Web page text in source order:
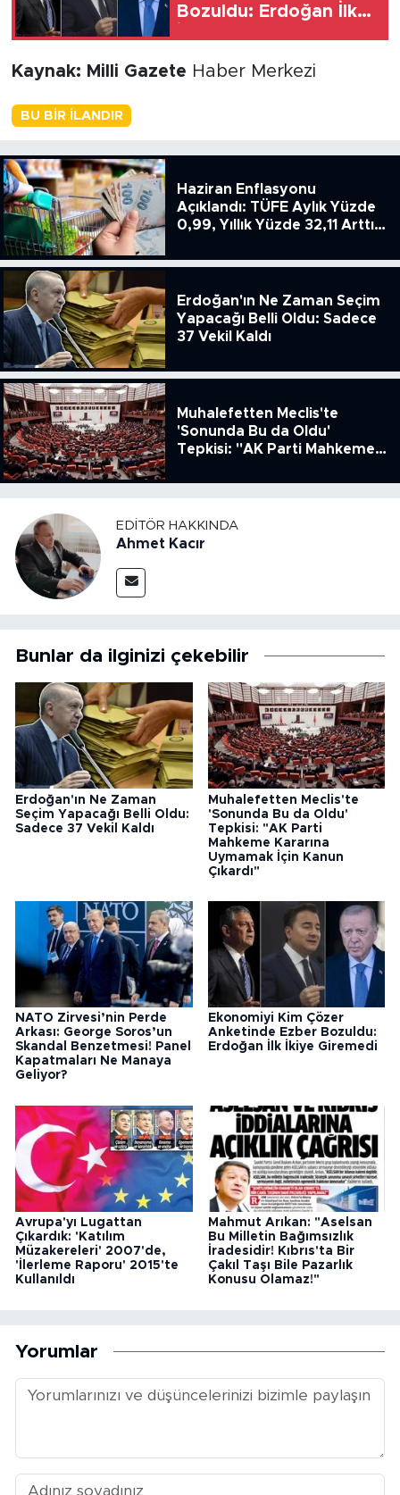
Bozuldu: Erdoğan İlk
Kaynak: Milli Gazete Haber Merkezi
BU BIR İLANDIR
Haziran Enflasyonu
Açıklandı: TÜFE Aylık Yüzde
0,99, Yıllık Yüzde 32,11 Arttı,
51.49
Erdoğan'ın Ne Zaman Seçim
Yapacağı Belli Oldu: Sadece
37 Vekil Kaldı
Muhalefetten Meclis'te
'Sonunda Bu da Oldu'
Tepkisi: "AK Parti Mahkeme
Kanun Çıkardı"
EDITÖR HAKKINDA
Ahmet Kacır
Bunlar da ilginizi çekebilir
Erdoğan'ın Ne Zaman
Seçim Yapacağı Belli Oldu:
Sadece 37 Vekil Kaldı
Muhalefetten Meclis'te
'Sonunda Bu da Oldu'
Tepkisi: "AK Parti
Mahkeme Kararına
Uymamak İçin Kanun
Çıkardı"
NATO Zirvesi’nin Perde
Arkası: George Soros’un
Skandal Benzetmesi! Panel
Kapatmaları Ne Manaya
Geliyor?
Ekonomiyi Kim Çözer
Anketinde Ezber Bozuldu:
Erdoğan İlk İkiye Giremedi
Avrupa'yı Lugattan
Çıkardık: 'Katılım
Müzakereleri' 2007'de,
'İlerleme Raporu' 2015'te
Kullanıldı
Mahmut Arıkan: "Aselsan
Bu Milletin Bağımsızlık
İradesidir! Kıbrıs'ta Bir
Çakıl Taşı Bile Pazarlık
Konusu Olamaz!"
Yorumlar